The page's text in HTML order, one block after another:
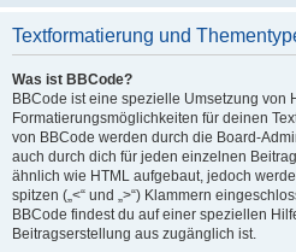
Textformatierung und
Was ist BBCode?
BBCode ist eine spezielle Umsetzung von
Formatierungsmöglichkeiten für deinen
von BBCode werden durch die Board-
auch durch dich für jeden einzelnen
ähnlich wie HTML aufgebaut, jedoch
spitzen („<“ und „>“) Klammern
BBCode findest du auf einer speziellen
Beitragserstellung aus zugänglich ist.